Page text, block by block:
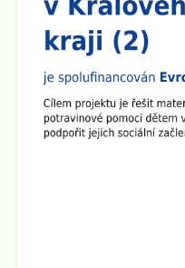
Zveřejněno: 8.9.2025
Plenární schůze SRPŠ
Dne 15.9. 2025 v 15:30
stupni školy koná